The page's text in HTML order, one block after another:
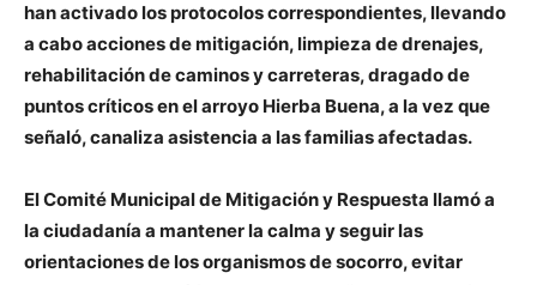
han activado los protocolos correspondientes, llevando
a cabo acciones de mitigación, limpieza de drenajes,
rehabilitación de caminos y carreteras, dragado de
puntos críticos en el arroyo Hierba Buena, a la vez que
señaló, canaliza asistencia a las familias afectadas.
El Comité Municipal de Mitigación y Respuesta llamó a
la ciudadanía a mantener la calma y seguir las
orientaciones de los organismos de socorro, evitar